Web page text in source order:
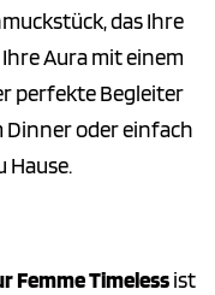
das Ihre
Aura mit einem
perfekte Begleiter
Dinner oder einfach
Hause.
Femme Timelessist